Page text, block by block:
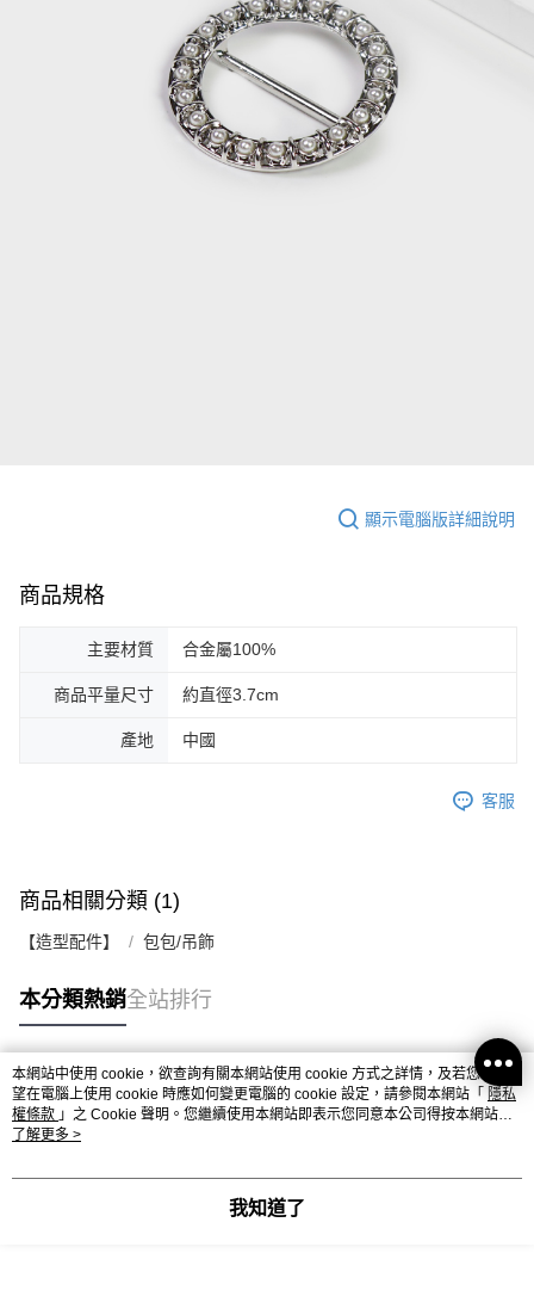
顯示電腦版詳細說明
商品規格
主要材質 合金屬100%
商品平量尺寸 約直徑3.7cm
產地 中國
客服
商品相關分類 (1)
【造型配件】 包包/吊飾
本分類熱銷全站排行
熱門標籤
本網站中使用 cookie，欲查詢有關本網站使用 cookie 方式之詳情，及若您不希
望在電腦上使用 cookie 時應如何變更電腦的 cookie 設定，請參閱本網站「 隱私
權條款 」之 Cookie 聲明。您繼續使用本網站即表示您同意本公司得按本網站使
用條款之 Cookie 聲明使用 cookie。
了解更多 >
我知道了